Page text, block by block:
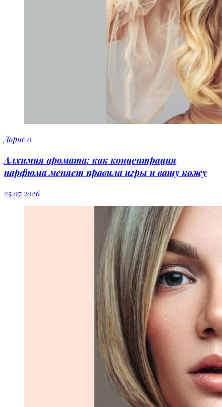
Дорис0
Алхимия аромата: как концентрация
парфюма меняет правила игры и вашу кожу
25.07.2026